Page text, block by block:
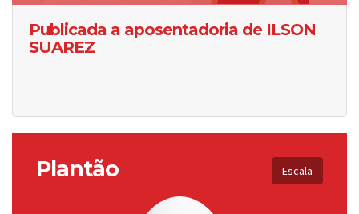
Publicada a aposentadoria de ILSON
SUAREZ
Plantão Escala